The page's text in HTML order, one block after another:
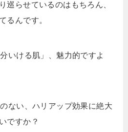
巡らせているのはもちろん、
るんです。
いける肌」、魅力的ですよ
ない、ハリアップ効果に絶大
ですか？